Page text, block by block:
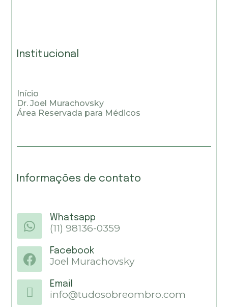
Institucional
Início
Dr. Joel Murachovsky
Área Reservada para Médicos
Informações de contato
Whatsapp
(11) 98136-0359
Facebook
Joel Murachovsky
Email
info@tudosobreombro.com